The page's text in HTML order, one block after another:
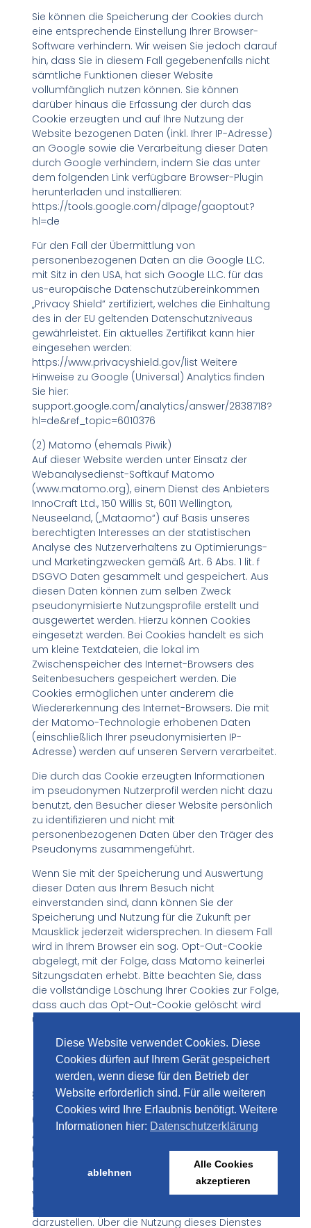
Sie können die Speicherung der Cookies durch
eine entsprechende Einstellung Ihrer Browser-
Software verhindern. Wir weisen Sie jedoch darauf
hin, dass Sie in diesem Fall gegebenenfalls nicht
sämtliche Funktionen dieser Website
vollumfänglich nutzen können. Sie können
darüber hinaus die Erfassung der durch das
Cookie erzeugten und auf Ihre Nutzung der
Website bezogenen Daten (inkl. Ihrer IP-Adresse)
an Google sowie die Verarbeitung dieser Daten
durch Google verhindern, indem Sie das unter
dem folgenden Link verfügbare Browser-Plugin
herunterladen und installieren:
https://tools.google.com/dlpage/gaoptout?
hl=de
Für den Fall der Übermittlung von
personenbezogenen Daten an die Google LLC.
mit Sitz in den USA, hat sich Google LLC. für das
us-europäische Datenschutzübereinkommen
„Privacy Shield“ zertifiziert, welches die Einhaltung
des in der EU geltenden Datenschutzniveaus
gewährleistet. Ein aktuelles Zertifikat kann hier
eingesehen werden:
https://www.privacyshield.gov/list Weitere
Hinweise zu Google (Universal) Analytics finden
Sie hier:
support.google.com/analytics/answer/2838718?
hl=de&ref_topic=6010376
(2) Matomo (ehemals Piwik)
Auf dieser Website werden unter Einsatz der
Webanalysedienst-Softkauf Matomo
(www.matomo.org), einem Dienst des Anbieters
InnoCraft Ltd., 150 Willis St, 6011 Wellington,
Neuseeland, („Mataomo“) auf Basis unseres
berechtigten Interesses an der statistischen
Analyse des Nutzerverhaltens zu Optimierungs-
und Marketingzwecken gemäß Art. 6 Abs. 1 lit. f
DSGVO Daten gesammelt und gespeichert. Aus
diesen Daten können zum selben Zweck
pseudonymisierte Nutzungsprofile erstellt und
ausgewertet werden. Hierzu können Cookies
eingesetzt werden. Bei Cookies handelt es sich
um kleine Textdateien, die lokal im
Zwischenspeicher des Internet-Browsers des
Seitenbesuchers gespeichert werden. Die
Cookies ermöglichen unter anderem die
Wiedererkennung des Internet-Browsers. Die mit
der Matomo-Technologie erhobenen Daten
(einschließlich Ihrer pseudonymisierten IP-
Adresse) werden auf unseren Servern verarbeitet.
Die durch das Cookie erzeugten Informationen
im pseudonymen Nutzerprofil werden nicht dazu
benutzt, den Besucher dieser Website persönlich
zu identifizieren und nicht mit
personenbezogenen Daten über den Träger des
Pseudonyms zusammengeführt.
Wenn Sie mit der Speicherung und Auswertung
dieser Daten aus Ihrem Besuch nicht
einverstanden sind, dann können Sie der
Speicherung und Nutzung für die Zukunft per
Mausklick jederzeit widersprechen. In diesem Fall
wird in Ihrem Browser ein sog. Opt-Out-Cookie
abgelegt, mit der Folge, dass Matomo keinerlei
Sitzungsdaten erhebt. Bitte beachten Sie, dass
die vollständige Löschung Ihrer Cookies zur Folge,
dass auch das Opt-Out-Cookie gelöscht wird
und ggf. von Ihnen erneut aktiviert werden muss.
§ 9 Tools und Sonstiges
(1) Google Maps
Auf unserer Website verwenden wir Google Maps
(API) von Google Ireland Limited, Gordon House, 4
Barrow St, Dublin, D04 E5W5, Irland (“Google”).
Google Maps ist ein Webdienst zur Darstellung
von interaktiven (Land-)Karten, um
geographische Informationen visuell
darzustellen. Über die Nutzung dieses Dienstes
Diese Website verwendet Cookies. Diese
Cookies dürfen auf Ihrem Gerät gespeichert
werden, wenn diese für den Betrieb der
Website erforderlich sind. Für alle weiteren
Cookies wird Ihre Erlaubnis benötigt. Weitere
Informationen hier: Datenschutzerklärung
ablehnen
Alle Cookies
akzeptieren